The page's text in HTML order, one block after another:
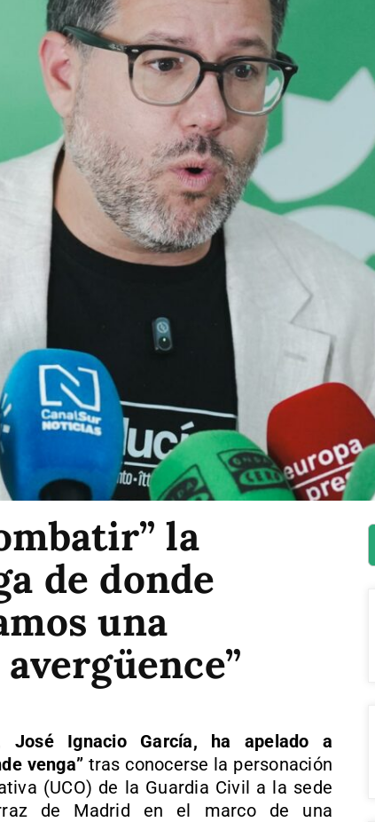
la
de donde
una
José Ignacio García, ha apelado a
venga” tras conocerse la personación
(UCO) de la Guardia Civil a la sede
de Madrid en el marco de una